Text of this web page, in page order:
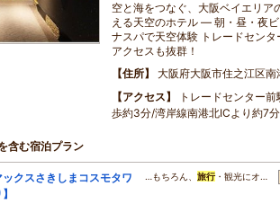
空と海をつなぐ、大阪ベイエリ
える天空のホテル ― 朝・昼・夜
ナスパで天空体験 トレードセン
アクセスも抜群！
住所
大阪府大阪市住之江区
アクセス
トレードセンター
歩約3分/湾岸線南港北ICより約7分
含む宿泊プラン
ックスさきしまコスモタワ
…もちろん、 旅行・観光にオ…